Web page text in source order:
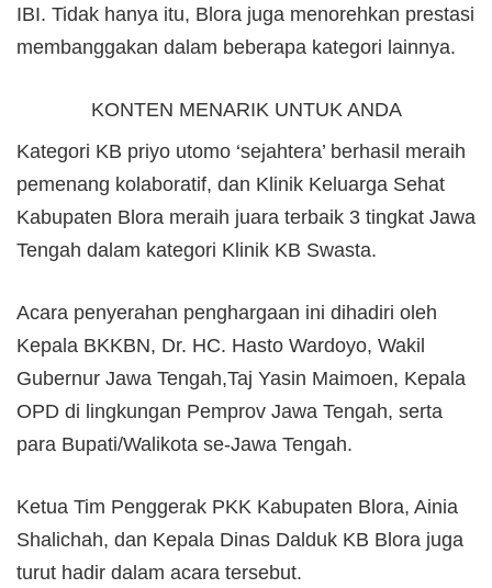
IBI. Tidak hanya itu, Blora juga menorehkan prestasi
membanggakan dalam beberapa kategori lainnya.
KONTEN MENARIK UNTUK ANDA
Kategori KB priyo utomo ‘sejahtera’ berhasil meraih
pemenang kolaboratif, dan Klinik Keluarga Sehat
Kabupaten Blora meraih juara terbaik 3 tingkat Jawa
Tengah dalam kategori Klinik KB Swasta.
Acara penyerahan penghargaan ini dihadiri oleh
Kepala BKKBN, Dr. HC. Hasto Wardoyo, Wakil
Gubernur Jawa Tengah,Taj Yasin Maimoen, Kepala
OPD di lingkungan Pemprov Jawa Tengah, serta
para Bupati/Walikota se-Jawa Tengah.
Ketua Tim Penggerak PKK Kabupaten Blora, Ainia
Shalichah, dan Kepala Dinas Dalduk KB Blora juga
turut hadir dalam acara tersebut.